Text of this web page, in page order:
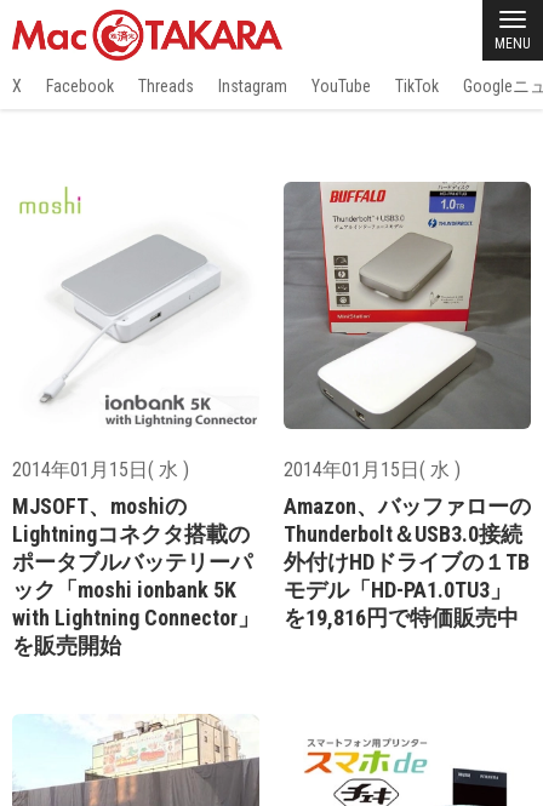
MENU
X Facebook Threads Instagram YouTube TikTok Googleニ
2014年01月15日( 水 )
MJSOFT、moshiの
Lightningコネクタ搭載の
ポータブルバッテリーパ
ック「moshi ionbank 5K
with Lightning Connector」
を販売開始
2014年01月15日( 水 )
Amazon、バッファローの
Thunderbolt＆USB3.0接続
外付けHDドライブの１TB
モデル「HD-PA1.0TU3」
を19,816円で特価販売中